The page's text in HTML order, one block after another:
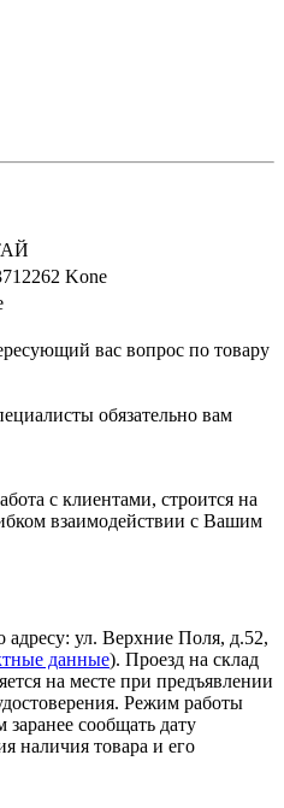
Kone
вас вопрос по товару
обязательно вам
с клиентами, строится на
взаимодействии с Вашим
адресу: ул. Верхние Поля, д.52,
данные). Проезд на склад
на месте при предъявлении
Режим работы
сообщать дату
наличия товара и его